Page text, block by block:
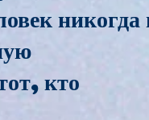
никогда
кто